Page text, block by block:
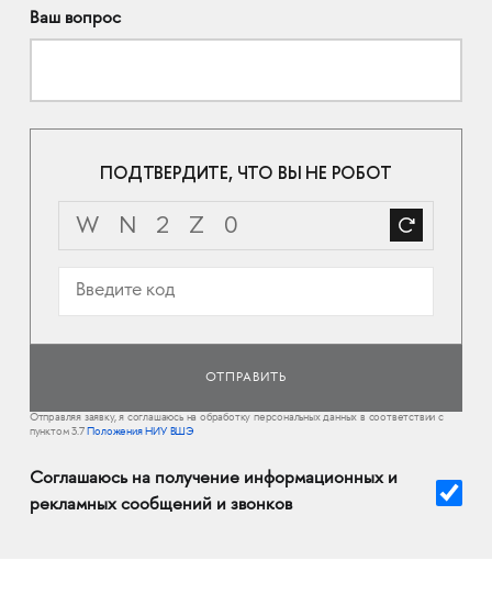
Ваш вопрос
ПОДТВЕРДИТЕ, ЧТО ВЫ НЕ РОБОТ
Отправляя заявку, я соглашаюсь на обработку персональных данных в соответствии с
пунктом 3.7
Положения НИУ ВШЭ
Соглашаюсь на получение информационных и
рекламных сообщений и звонков